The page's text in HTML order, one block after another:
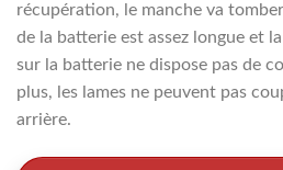
récupération, le manche va
de la batterie est assez longue et
sur la batterie ne dispose pas de
plus, les lames ne peuvent pas
arrière.